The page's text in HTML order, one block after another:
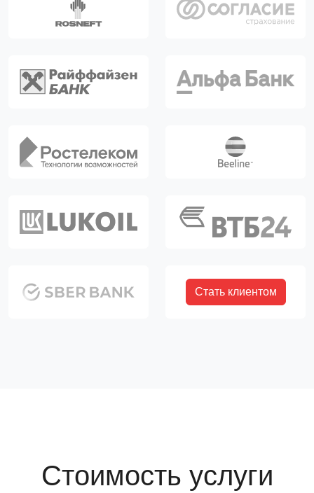
Стать клиентом
Стоимость услуги